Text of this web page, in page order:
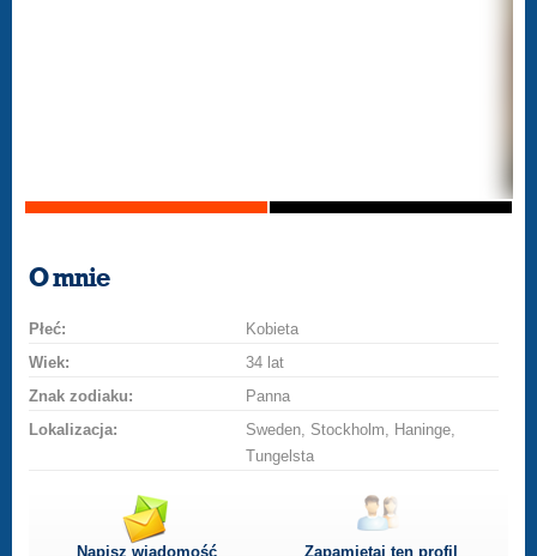
O mnie
Płeć:
Kobieta
Wiek:
34 lat
Znak zodiaku:
Panna
Lokalizacja:
Sweden, Stockholm, Haninge,
Tungelsta
Napisz wiadomość Zapamiętaj ten profil